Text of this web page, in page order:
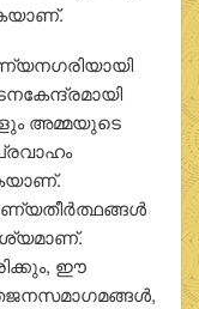
അമ്മയുടെ
ഈ